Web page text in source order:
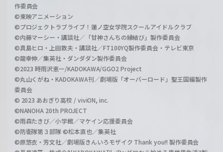
作委員会
©東映アニメーション
©プロジェクトラブライブ！蓮ノ空女学院スクールアイドルクラブ
©内藤マーシー・講談社／「甘神さんちの縁結び」製作委員会
©真島ヒロ・上田敦夫・講談社／FT100YQ製作委員会・テレビ東京
©龍幸伸／集英社・ダンダダン製作委員会
©2023 時雨沢恵一/KADOKAWA/GGO2 Project
©丸山くがね・KADOKAWA刊／劇場版「オーバーロード」聖王国編製作
委員会
© 2023 あおぎり高校 / viviON, inc.
©NANOHA 20th PROJECT
©雨森たきび／小学館／マケイン応援委員会
©防衛隊第３部隊 ©松本直也／集英社
©原悠衣・芳文社／劇場版きんいろモザイク Thank you!! 製作委員会